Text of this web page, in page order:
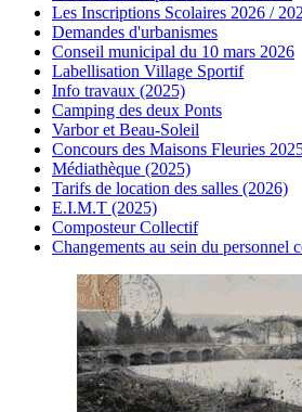
Les Inscriptions Scolaires 2026 /
Demandes d'urbanismes
Conseil municipal du 10 mars 2026
Labellisation Village Sportif
Info travaux (2025)
Camping des deux Ponts
Varbor et Beau-Soleil
Concours des Maisons Fleuries
Médiathèque (2025)
Tarifs de location des salles (2026)
E.I.M.T (2025)
Composteur Collectif
Changements au sein du personnel